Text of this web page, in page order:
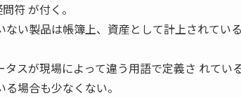
符 が付く。
い製品は帳簿上、資産として計上されてい
タスが現場によって違う用語で定義さ れてい
場合も少なくない。